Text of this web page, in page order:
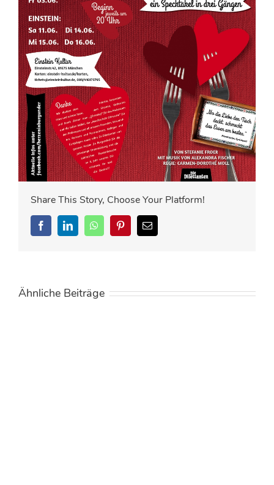
Share This Story, Choose Your Platform!
FacebookLinkedInWhatsAppPinterestE-
Mail
Ähnliche Beiträge